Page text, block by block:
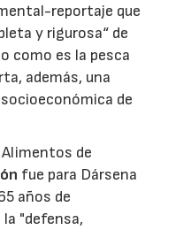
reportaje que
y rigurosa“ de
como es la pesca
además, una
de
de
fue para Dársena
años de
"defensa,